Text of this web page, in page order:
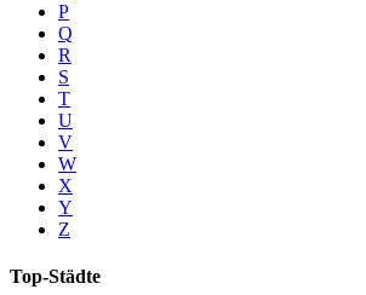
P
Q
R
S
T
U
V
W
X
Y
Z
Top-Städte